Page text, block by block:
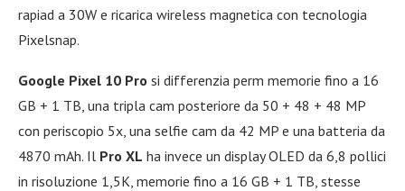
rapiad a 30W e ricarica wireless magnetica con tecnologia
Pixelsnap.
Google Pixel 10 Pro si differenzia perm memorie fino a 16
GB + 1 TB, una tripla cam posteriore da 50 + 48 + 48 MP
con periscopio 5x, una selfie cam da 42 MP e una batteria da
4870 mAh. Il Pro XL ha invece un display OLED da 6,8 pollici
in risoluzione 1,5K, memorie fino a 16 GB + 1 TB, stesse